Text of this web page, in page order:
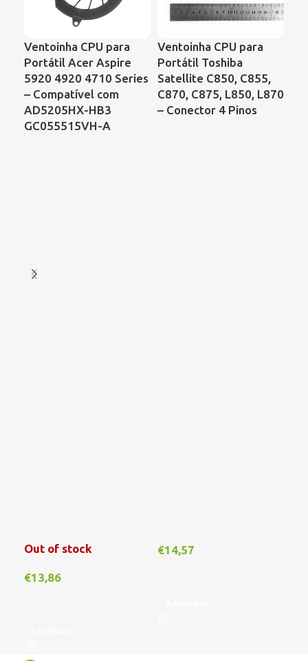
Ventoinha CPU para
Portátil Acer Aspire
5920 4920 4710 Series
– Compatível com
AD5205HX-HB3
GC055515VH-A
Out of stock
€13,86
Ventoinha CPU para
Portátil Toshiba
Satellite C850, C855,
C870, C875, L850, L870
– Conector 4 Pinos
€14,57